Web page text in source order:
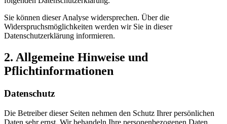
Sie können dieser Analyse widersprechen. Über die
Widerspruchsmöglichkeiten werden wir Sie in dieser
Datenschutzerklärung informieren.
2. Allgemeine Hinweise und
Pflichtinformationen
Datenschutz
Die Betreiber dieser Seiten nehmen den Schutz Ihrer persönlichen
Daten sehr ernst. Wir behandeln Ihre personenbezogenen Daten